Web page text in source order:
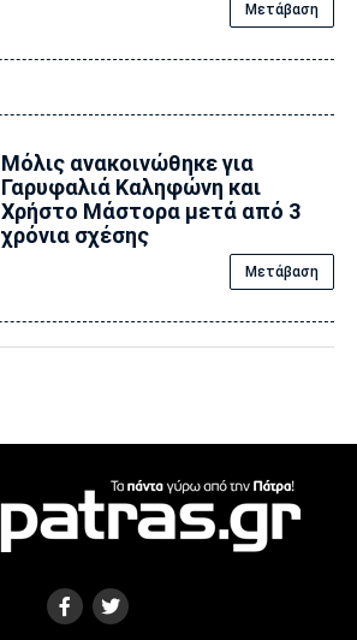
Μετάβαση
Μόλις ανακοινώθηκε για
Γαρυφαλιά Καληφώνη και
Χρήστο Μάστορα μετά από 3
χρόνια σχέσης
Μετάβαση